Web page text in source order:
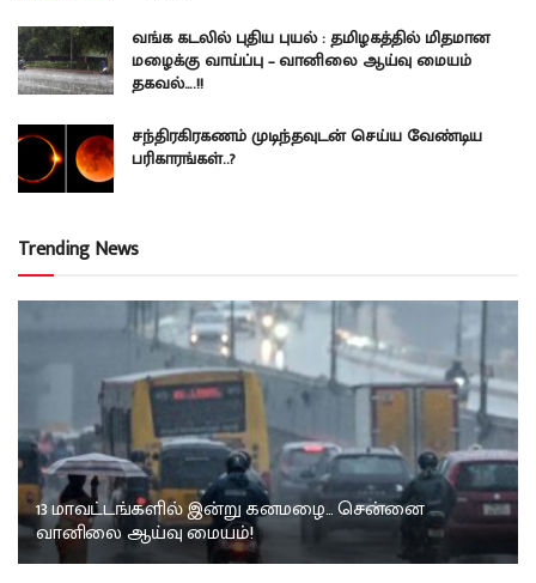
வங்க கடலில் புதிய புயல் : தமிழகத்தில் மிதமான
மழைக்கு வாய்ப்பு – வானிலை ஆய்வு மையம்
தகவல்….!!
சந்திரகிரகணம் முடிந்தவுடன் செய்ய வேண்டிய
பரிகாரங்கள்..?
Trending News
13 மாவட்டங்களில் இன்று கனமழை… சென்னை
வானிலை ஆய்வு மையம்!